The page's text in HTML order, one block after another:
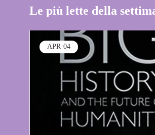
Le più lette della
APR 04